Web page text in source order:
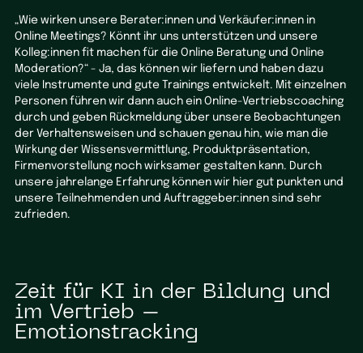
„Wie wirken unsere Berater:innen und Verkäufer:innen in
Online Meetings? Könnt ihr uns unterstützen und unsere
Kolleg:innen fit machen für die Online Beratung und Online
Moderation?“ - Ja, das können wir liefern und haben dazu
viele Instrumente und gute Trainings entwickelt. Mit einzelnen
Personen führen wir dann auch ein Online-Vertriebscoaching
durch und geben Rückmeldung über unsere Beobachtungen
der Verhaltensweisen und schauen genau hin, wie man die
Wirkung der Wissensvermittlung, Produktpräsentation,
Firmenvorstellung noch wirksamer gestalten kann. Durch
unsere jahrelange Erfahrung können wir hier gut punkten und
unsere Teilnehmenden und Auftraggeber:innen sind sehr
zufrieden.
Zeit für KI in der Bildung und
im Vertrieb –
Emotionstracking